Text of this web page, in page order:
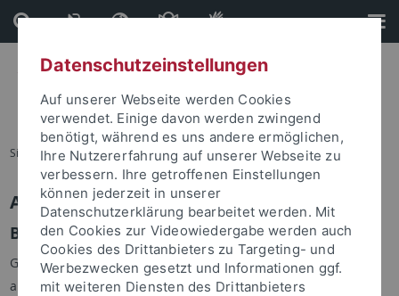
Direkt
zum
Inhalt
Direkt
zur
Fußleiste
Sie sind hier: Startseite
Anmelden
Benutzeranmeldung
Geben Sie Ihren Benutzernamen und Ihr Passwort an um sich
anzumelden:
Datenschutzeinstellungen
Auf unserer Webseite werden Cookies
verwendet. Einige davon werden zwingend
benötigt, während es uns andere ermöglichen,
Ihre Nutzererfahrung auf unserer Webseite zu
verbessern. Ihre getroffenen Einstellungen
können jederzeit in unserer
Datenschutzerklärung bearbeitet werden. Mit
den Cookies zur Videowiedergabe werden auch
Cookies des Drittanbieters zu Targeting- und
Werbezwecken gesetzt und Informationen ggf.
mit weiteren Diensten des Drittanbieters